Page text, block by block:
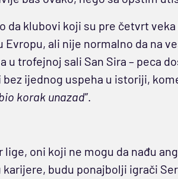
da klubovi koji su pre četvrt
ali nije normalno da na
u trofejnoj sali San Sira – peca
ijednog uspeha u istoriji,
korak unazad”.
lige, oni koji ne mogu da nađu
budu ponajbolji igrači